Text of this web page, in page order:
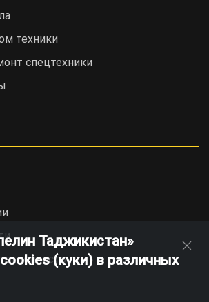
техники
спецтехники
Таджикистан»
(куки) в различных